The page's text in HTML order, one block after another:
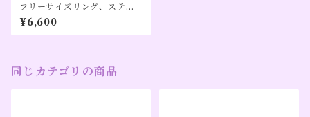
フリーサイズリング、ステン
レス、アレルギー対応、トル
マリンカラー（１０月誕生日
カラー）【Pon】
¥6,600
同じカテゴリの商品